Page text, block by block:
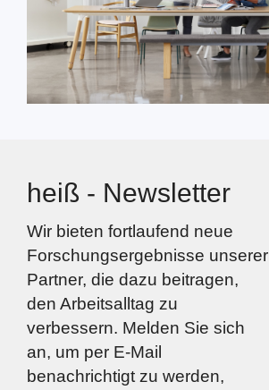
heiß - Newsletter
Wir bieten fortlaufend neue
Forschungsergebnisse unserer
Partner, die dazu beitragen,
den Arbeitsalltag zu
verbessern. Melden Sie sich
an, um per E-Mail
benachrichtigt zu werden,